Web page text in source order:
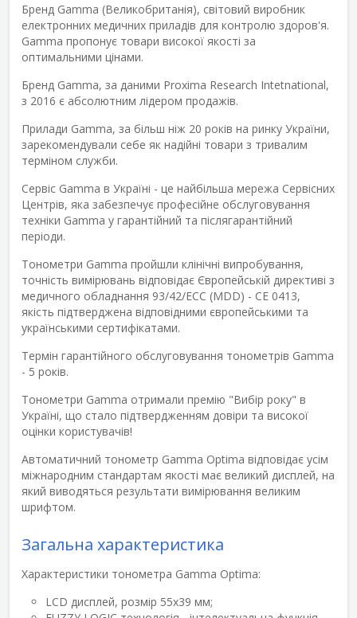
Бренд Gamma (Великобританія), світовий виробник
електронних медичних приладів для контролю здоров'я.
Gamma пропонує товари високої якості за
оптимальними цінами.
Бренд Gamma, за даними Proxima Research Intetnational,
з 2016 є абсолютним лідером продажів.
Прилади Gamma, за більш ніж 20 років на ринку України,
зарекомендували себе як надійні товари з тривалим
терміном служби.
Сервіс Gamma в Україні - це найбільша мережа Сервісних
Центрів, яка забезпечує професійне обслуговування
техніки Gamma у гарантійний та післягарантійний
періоди.
Тонометри Gamma пройшли клінічні випробування,
точність вимірювань відповідає Європейській директиві з
медичного обладнання 93/42/ЕСС (MDD) - CE 0413,
якість підтверджена відповідними європейськими та
українськими сертифікатами.
Термін гарантійного обслуговування тонометрів Gamma
- 5 років.
Тонометри Gamma отримали премію "Вибір року" в
Україні, що стало підтвердженням довіри та високої
оцінки користувачів!
Автоматичний тонометр Gamma Optima відповідає усім
міжнародним стандартам якості має великий дисплей, на
який виводяться результати вимірювання великим
шрифтом.
Загальна характеристика
Характеристики тонометра Gamma Optima:
LCD дисплей, розмір 55х39 мм;